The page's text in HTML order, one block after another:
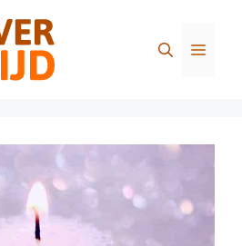
Menu